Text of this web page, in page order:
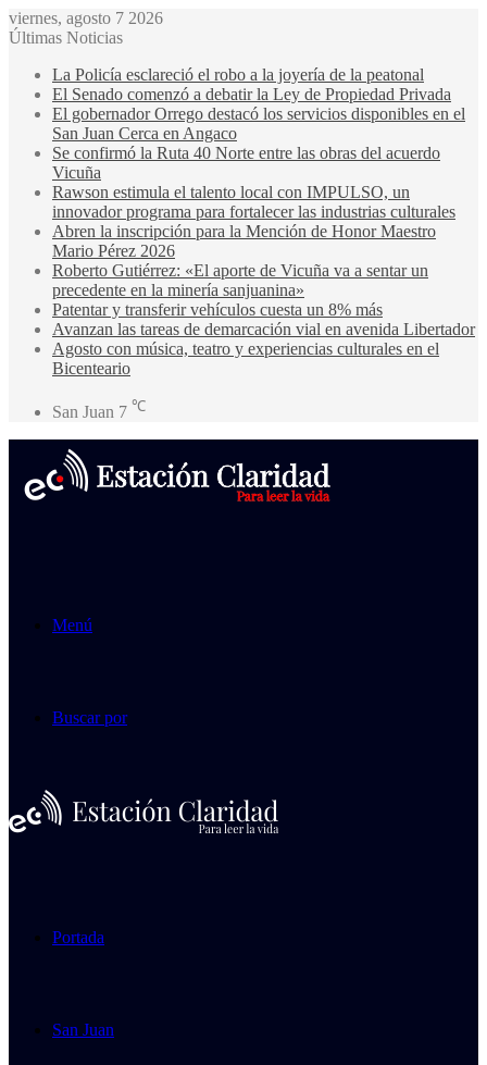
viernes, agosto 7 2026
Últimas Noticias
La Policía esclareció el robo a la joyería de la peatonal
El Senado comenzó a debatir la Ley de Propiedad Privada
El gobernador Orrego destacó los servicios disponibles en el
San Juan Cerca en Angaco
Se confirmó la Ruta 40 Norte entre las obras del acuerdo
Vicuña
Rawson estimula el talento local con IMPULSO, un
innovador programa para fortalecer las industrias culturales
Abren la inscripción para la Mención de Honor Maestro
Mario Pérez 2026
Roberto Gutiérrez: «El aporte de Vicuña va a sentar un
precedente en la minería sanjuanina»
Patentar y transferir vehículos cuesta un 8% más
Avanzan las tareas de demarcación vial en avenida Libertador
Agosto con música, teatro y experiencias culturales en el
Bicenteario
San Juan 7 ℃
Menú
Buscar por
Portada
San Juan